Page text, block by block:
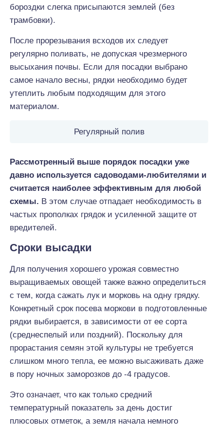
бороздки слегка присыпаются землей (без
трамбовки).
После прорезывания всходов их следует
регулярно поливать, не допуская чрезмерного
высыхания почвы. Если для посадки выбрано
самое начало весны, рядки необходимо будет
утеплить любым подходящим для этого
материалом.
Регулярный полив
Рассмотренный выше порядок посадки уже
давно используется садоводами-любителями и
считается наиболее эффективным для любой
схемы. В этом случае отпадает необходимость в
частых прополках грядок и усиленной защите от
вредителей.
Сроки высадки
Для получения хорошего урожая совместно
выращиваемых овощей также важно определиться
с тем, когда сажать лук и морковь на одну грядку.
Конкретный срок посева моркови в подготовленные
рядки выбирается, в зависимости от ее сорта
(среднеспелый или поздний). Поскольку для
прорастания семян этой культуры не требуется
слишком много тепла, ее можно высаживать даже
в пору ночных заморозков до -4 градусов.
Это означает, что как только средний
температурный показатель за день достиг
плюсовых отметок, а земля начала немного